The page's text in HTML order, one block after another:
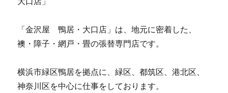
「金沢屋 鴨居・大口店」は、地元に密着した、
襖・障子・網戸・畳の張替専門店です。
横浜市緑区鴨居を拠点に、緑区、都筑区、港北区、
神奈川区を中心に仕事をしております。